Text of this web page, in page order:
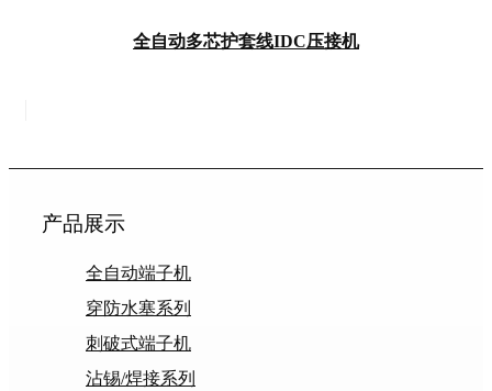
全自动多芯护套线IDC压接机
产品展示
全自动端子机
穿防水塞系列
刺破式端子机
沾锡/焊接系列